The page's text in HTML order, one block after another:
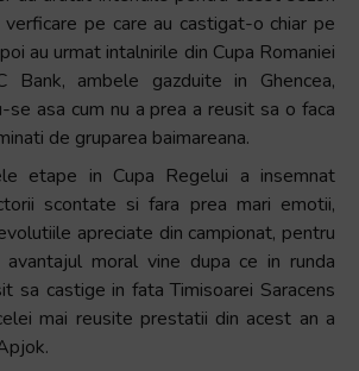
pe care au castigat-o chiar pe
au urmat intalnirile din Cupa Romaniei
Bank, ambele gazduite in Ghencea,
se asa cum nu a prea a reusit sa o faca
de gruparea baimareana.
etape in Cupa Regelui a insemnat
scontate si fara prea mari emotii,
apreciate din campionat, pentru
moral vine dupa ce in runda
sa castige in fata Timisoarei Saracens
mai reusite prestatii din acest an a